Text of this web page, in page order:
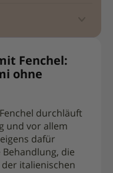
Fenchel:
ohne
durchläuft
und vor allem
dafür
Behandlung, die
italienischen